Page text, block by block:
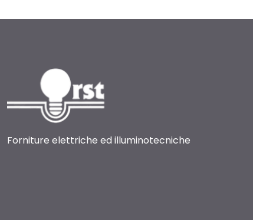
Forniture elettriche ed illuminotecniche